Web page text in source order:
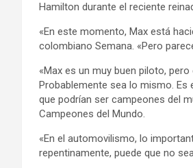
Hamilton durante el reciente
«En este momento, Max está
colombiano Semana. «Pero
«Max es un muy buen piloto,
Probablemente sea lo mismo. Es
que podrían ser campeones del
Campeones del Mundo.
«En el automovilismo, lo
repentinamente, puede que no